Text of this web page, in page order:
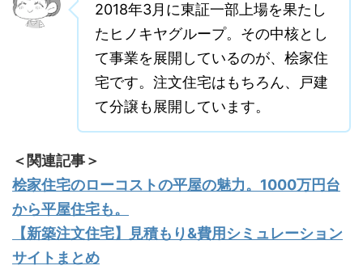
2018年3月に東証一部上場を果たし
たヒノキヤグループ。その中核とし
て事業を展開しているのが、桧家住
宅です。注文住宅はもちろん、戸建
て分譲も展開しています。
＜関連記事＞
桧家住宅のローコストの平屋の魅力。1000万円台
から平屋住宅も。
【新築注文住宅】見積もり&費用シミュレーション
サイトまとめ